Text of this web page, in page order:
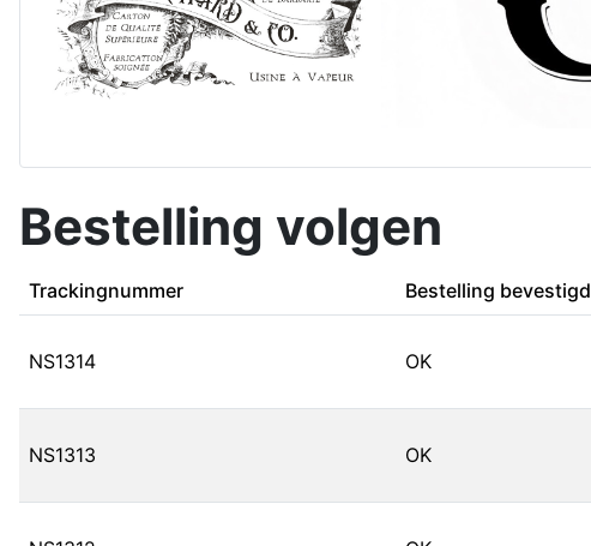
Bestelling volgen
Trackingnummer Bestelling bevestigd
NS1314 OK
NS1313 OK